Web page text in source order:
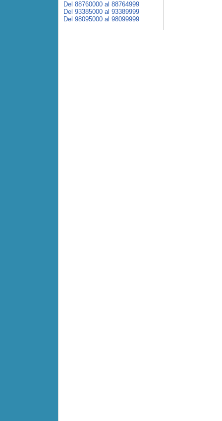
Del 88760000 al 88764999
Del 93385000 al 93389999
Del 98095000 al 98099999